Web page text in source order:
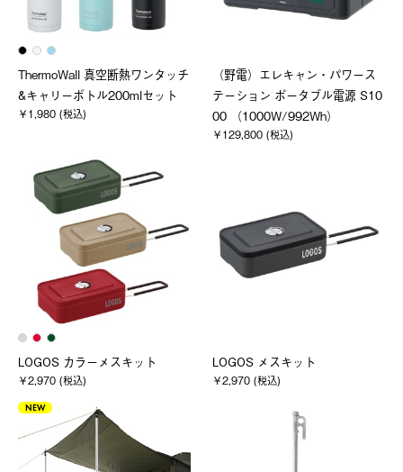
ThermoWall 真空断熱ワンタッチ
&キャリーボトル200mlセット
￥1,980 (税込)
（野電）エレキャン・パワース
テーション ポータブル電源 S10
00 （1000W/992Wh）
￥129,800 (税込)
LOGOS カラーメスキット
￥2,970 (税込)
LOGOS メスキット
￥2,970 (税込)
NEW